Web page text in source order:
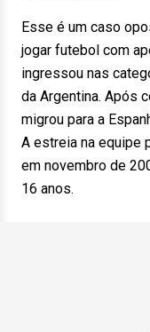
Esse é um caso
jogar futebol com
ingressou nas
da Argentina. Após
migrou para a
A estreia na equipe
em novembro de
16 anos.